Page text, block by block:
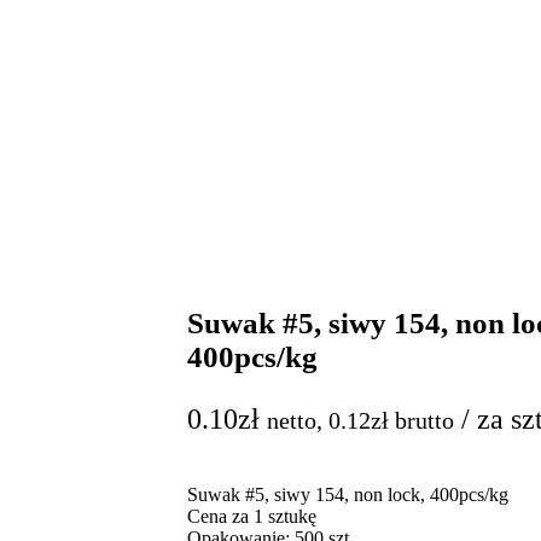
Suwak #5, siwy 154, non
400pcs/kg
0.10zł netto,0.12zł brutto / za
Suwak #5, siwy 154, non lock, 400pcs/kg
Cena za 1 sztukę